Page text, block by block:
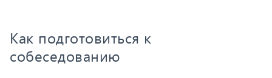
Как подготовиться к
собеседованию